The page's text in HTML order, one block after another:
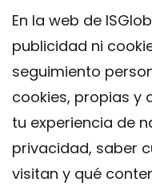
En la web de
publicidad ni
seguimiento
cookies, propias y
tu experiencia de
privacidad, saber
visitan y qué